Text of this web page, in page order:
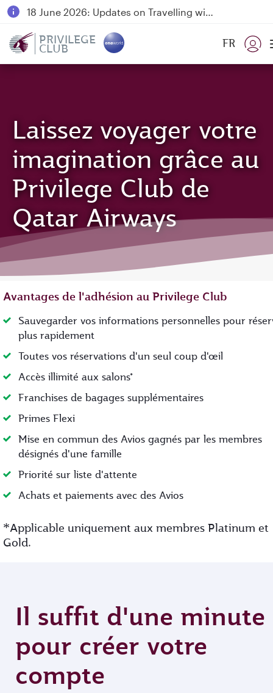
18 June 2026: Updates on Travelling with Power Banks
PRIVILEGE
CLUB FR
Laissez voyager votre
imagination grâce au
Privilege Club de
Qatar Airways
Avantages de l'adhésion au Privilege Club
Sauvegarder vos informations personnelles pour
plus rapidement
Toutes vos réservations d'un seul coup d'œil
Accès illimité aux salons*
Franchises de bagages supplémentaires
Primes Flexi
Mise en commun des Avios gagnés par les membres
désignés d'une famille
Priorité sur liste d'attente
Achats et paiements avec des Avios
*Applicable uniquement aux membres Platinum et
Gold.
Il suffit d'une minute
pour créer votre
compte